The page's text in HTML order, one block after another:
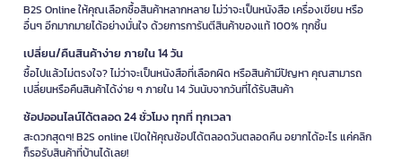
B2S Online ให้คุณเลือกซื้อสินค้าหลากหลาย ไม่ว่าจะเป็นหนังสือ เครื่องเขียน หรือ
อื่นๆ อีกมากมายได้อย่างมั่นใจ ด้วยการการันตีสินค้าของแท้ 100% ทุกชิ้น
เปลี่ยน/คืนสินค้าง่าย ภายใน 14 วัน
ซื้อไปแล้วไม่ตรงใจ? ไม่ว่าจะเป็นหนังสือที่เลือกผิด หรือสินค้ามีปัญหา คุณสามารถ
เปลี่ยนหรือคืนสินค้าได้ง่าย ๆ ภายใน 14 วันนับจากวันที่ได้รับสินค้า
ช้อปออนไลน์ได้ตลอด 24 ชั่วโมง ทุกที่ ทุกเวลา
สะดวกสุดๆ! B2S online เปิดให้คุณช้อปได้ตลอดวันตลอดคืน อยากได้อะไร แค่คลิก
ก็รอรับสินค้าที่บ้านได้เลย!